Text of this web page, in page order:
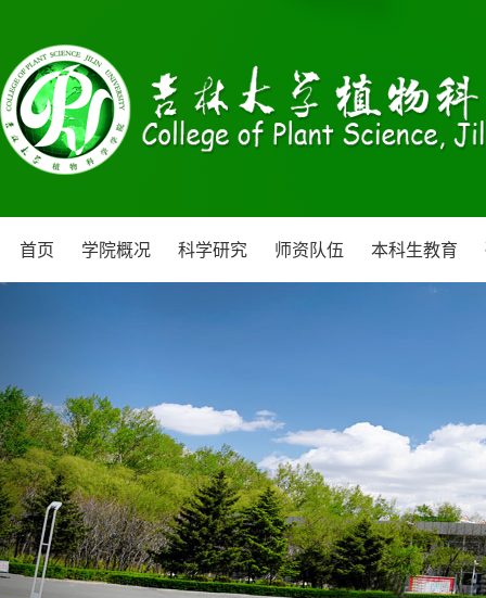
首页 学院概况 科学研究 师资队伍 本科生教育